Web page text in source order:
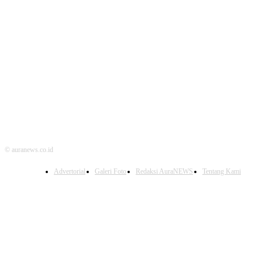
© auranews.co.id
Advertorial Galeri Foto Redaksi AuraNEWS Tentang Kami